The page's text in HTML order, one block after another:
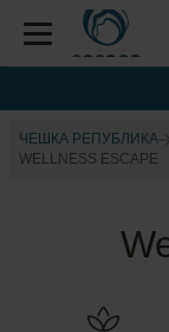
ЧЕШКА РЕПУБЛИКА
WELLNESS ESCAPE